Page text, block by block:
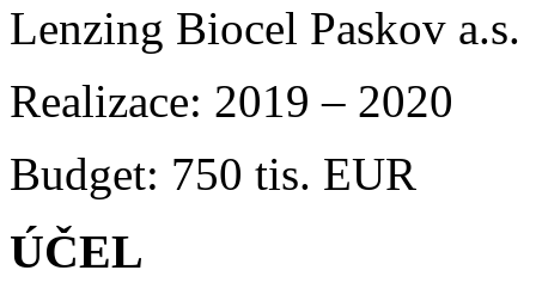
Lenzing Biocel Paskov a.s.
Realizace: 2019 – 2020
Budget: 750 tis. EUR
ÚČEL